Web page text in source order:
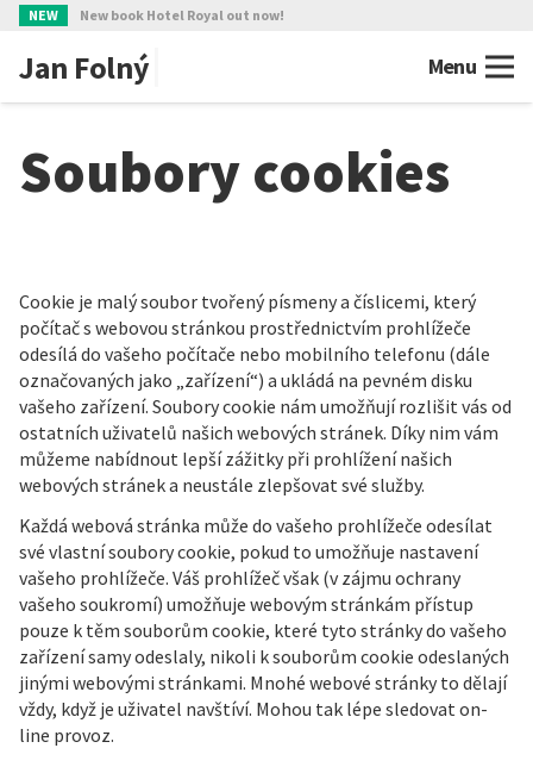
NEW New book Hotel Royal out now!
Jan Folný Menu
Soubory cookies
Cookie je malý soubor tvořený písmeny a číslicemi, který
počítač s webovou stránkou prostřednictvím prohlížeče
odesílá do vašeho počítače nebo mobilního telefonu (dále
označovaných jako „zařízení“) a ukládá na pevném disku
vašeho zařízení. Soubory cookie nám umožňují rozlišit vás od
ostatních uživatelů našich webových stránek. Díky nim vám
můžeme nabídnout lepší zážitky při prohlížení našich
webových stránek a neustále zlepšovat své služby.
Každá webová stránka může do vašeho prohlížeče odesílat
své vlastní soubory cookie, pokud to umožňuje nastavení
vašeho prohlížeče. Váš prohlížeč však (v zájmu ochrany
vašeho soukromí) umožňuje webovým stránkám přístup
pouze k těm souborům cookie, které tyto stránky do vašeho
zařízení samy odeslaly, nikoli k souborům cookie odeslaných
jinými webovými stránkami. Mnohé webové stránky to dělají
vždy, když je uživatel navštíví. Mohou tak lépe sledovat on-
line provoz.